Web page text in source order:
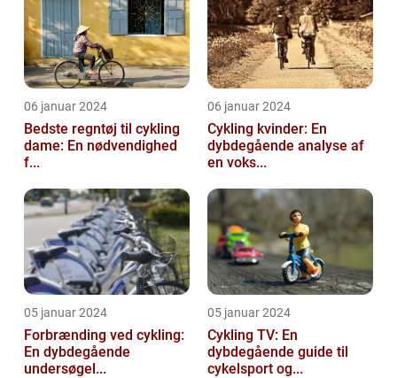
06 januar 2024
Bedste regntøj til cykling
dame: En nødvendighed
f...
06 januar 2024
Cykling kvinder: En
dybdegående analyse af
en voks...
05 januar 2024
Forbrænding ved cykling:
En dybdegående
undersøgel...
05 januar 2024
Cykling TV: En
dybdegående guide til
cykelsport og...